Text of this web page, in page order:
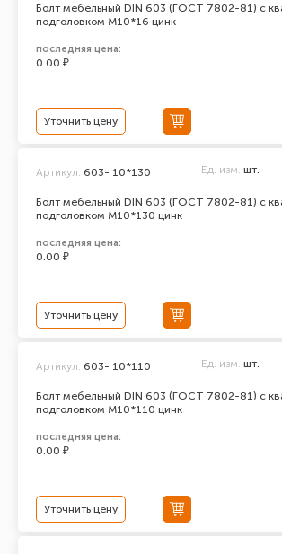
Болт мебельный DIN 603 (ГОСТ 7802-81) с
подголовком М10*16 цинк
последняя цена:
0.00 ₽
Уточнить цену
Болт мебельный DIN 603 (ГОСТ 7802-81) с
подголовком М10*130 цинк
Артикул: 603- 10*130 Ед. изм. шт.
последняя цена:
0.00 ₽
Уточнить цену
Болт мебельный DIN 603 (ГОСТ 7802-81) с
подголовком М10*110 цинк
Артикул: 603- 10*110 Ед. изм. шт.
последняя цена:
0.00 ₽
Уточнить цену